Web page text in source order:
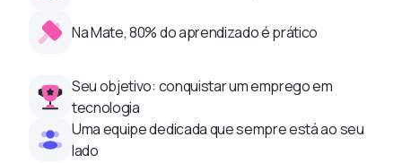
Na Mate, 80% do aprendizado é prático
Seu objetivo: conquistar um emprego em
tecnologia
Uma equipe dedicada que sempre está ao seu
lado